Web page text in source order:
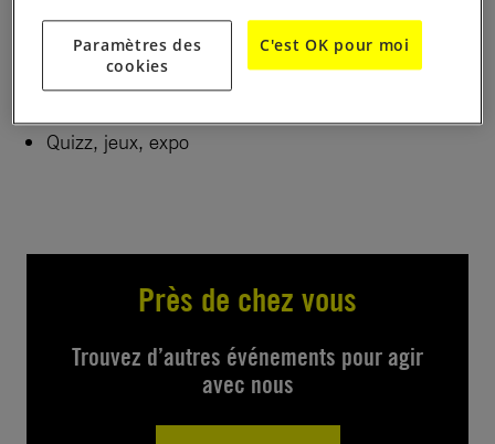
La Rue aux habitants.
Nous tiendrons un stand en partenariat avec les
Francas du Nord autour de la Convention
Quizz, jeux, expo
Près de chez vous
Trouvez d’autres événements pour agir
avec nous
Paramètres des
cookies
C'est OK pour moi